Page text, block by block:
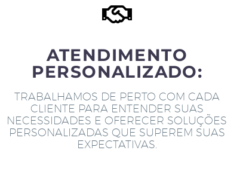
ATENDIMENTO
PERSONALIZADO:
TRABALHAMOS DE PERTO COM CADA
CLIENTE PARA ENTENDER SUAS
NECESSIDADES E OFERECER SOLUÇÕES
PERSONALIZADAS QUE SUPEREM SUAS
EXPECTATIVAS.